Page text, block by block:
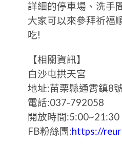
詳細的停車場、洗手
大家可以來參拜祈福
吃!
【相關資訊】
白沙屯拱天宮
地址:苗栗縣通霄鎮8
電話:037-792058
開放時間:5:00~21:30
FB粉絲團:https://